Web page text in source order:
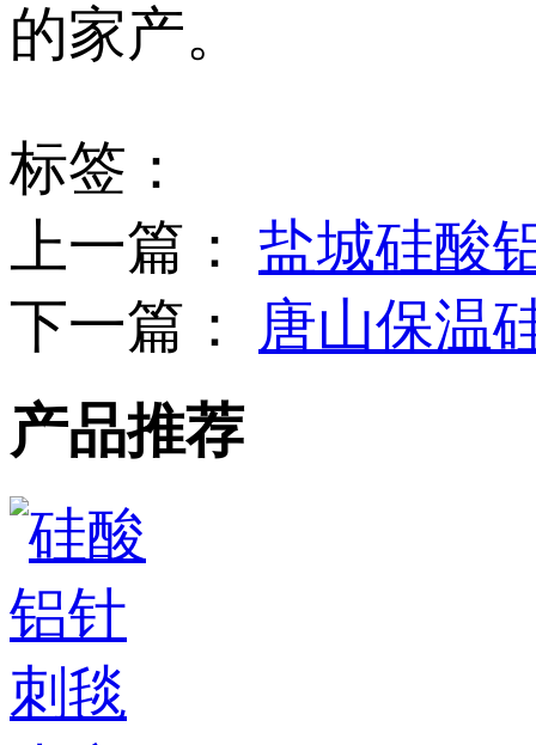
的家产。
标签：
上一篇： 盐城硅酸
下一篇： 唐山保温
产品推荐